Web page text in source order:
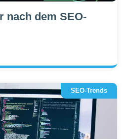
nach dem SEO-
SEO-Trends